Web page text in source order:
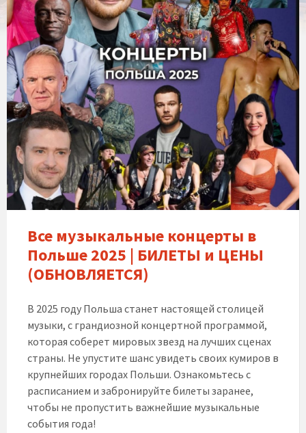
Все музыкальные концерты в
Польше 2025 | БИЛЕТЫ и ЦЕНЫ
(ОБНОВЛЯЕТСЯ)
В 2025 году Польша станет настоящей столицей
музыки, с грандиозной концертной программой,
которая соберет мировых звезд на лучших сценах
страны. Не упустите шанс увидеть своих кумиров в
крупнейших городах Польши. Ознакомьтесь с
расписанием и забронируйте билеты заранее,
чтобы не пропустить важнейшие музыкальные
события года!